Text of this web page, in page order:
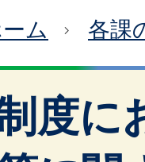
ム 各課
度に